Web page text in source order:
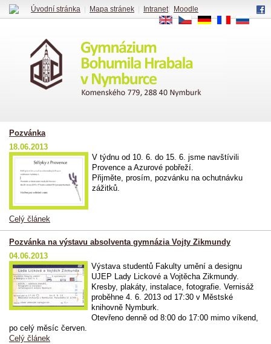
Pozvánka
18.06.2013
V týdnu od 10. 6. do 15. 6. jsme navštívili
Provence a Azurové pobřeží.
Přijměte, prosím, pozvánku na ochutnávku
zážitků.
Celý článek
Pozvánka na výstavu absolventa gymnázia Vojty Zikmundy
04.06.2013
Výstava studentů Fakulty umění a designu
UJEP Lady Lickové a Vojtěcha Zikmundy.
Kresby, plakáty, instalace, fotografie. Vernisáž
proběhne 4. 6. 2013 od 17:30 v Městské
knihovně Nymburk.
Otevřeno denně od 8:00 do 17:00 mimo víkend,
po celý měsíc červen.
Celý článek
Úvodní stránka Mapa stránek Intranet|
Moodle
EN
CS DE FR RU